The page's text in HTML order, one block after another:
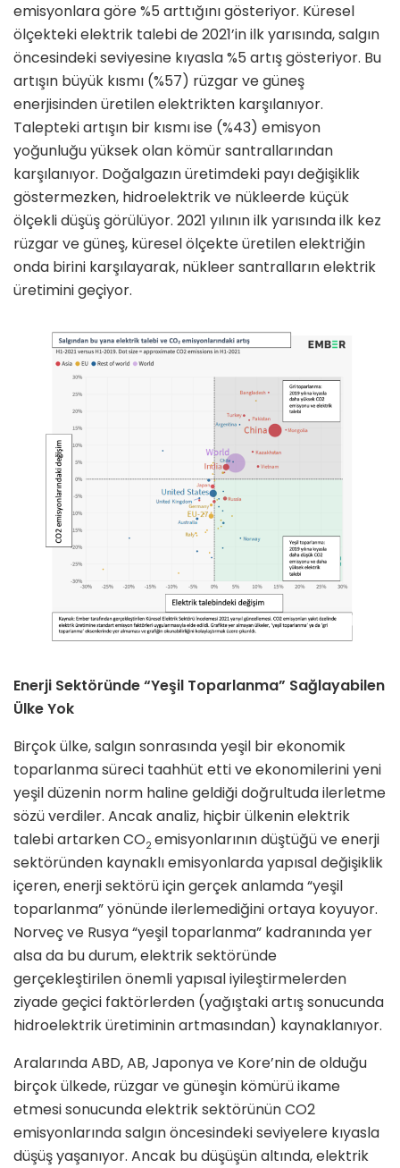
emisyonlara göre %5 arttığını gösteriyor. Küresel
ölçekteki elektrik talebi de 2021’in ilk yarısında, salgın
öncesindeki seviyesine kıyasla %5 artış gösteriyor. Bu
artışın büyük kısmı (%57) rüzgar ve güneş
enerjisinden üretilen elektrikten karşılanıyor.
Talepteki artışın bir kısmı ise (%43) emisyon
yoğunluğu yüksek olan kömür santrallarından
karşılanıyor. Doğalgazın üretimdeki payı değişiklik
göstermezken, hidroelektrik ve nükleerde küçük
ölçekli düşüş görülüyor. 2021 yılının ilk yarısında ilk kez
rüzgar ve güneş, küresel ölçekte üretilen elektriğin
onda birini karşılayarak, nükleer santralların elektrik
üretimini geçiyor.
Enerji Sektöründe “Yeşil Toparlanma” Sağlayabilen
Ülke Yok
Birçok ülke, salgın sonrasında yeşil bir ekonomik
toparlanma süreci taahhüt etti ve ekonomilerini yeni
yeşil düzenin norm haline geldiği doğrultuda ilerletme
sözü verdiler. Ancak analiz, hiçbir ülkenin elektrik
talebi artarken CO2 emisyonlarının düştüğü ve enerji
sektöründen kaynaklı emisyonlarda yapısal değişiklik
içeren, enerji sektörü için gerçek anlamda “yeşil
toparlanma” yönünde ilerlemediğini ortaya koyuyor.
Norveç ve Rusya “yeşil toparlanma” kadranında yer
alsa da bu durum, elektrik sektöründe
gerçekleştirilen önemli yapısal iyileştirmelerden
ziyade geçici faktörlerden (yağıştaki artış sonucunda
hidroelektrik üretiminin artmasından) kaynaklanıyor.
Aralarında ABD, AB, Japonya ve Kore’nin de olduğu
birçok ülkede, rüzgar ve güneşin kömürü ikame
etmesi sonucunda elektrik sektörünün CO2
emisyonlarında salgın öncesindeki seviyelere kıyasla
düşüş yaşanıyor. Ancak bu düşüşün altında, elektrik